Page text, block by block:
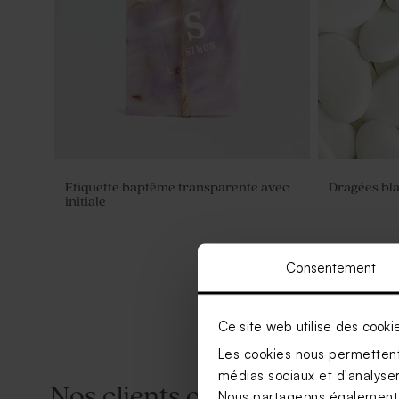
Consentement
Ce site web utilise des
Les cookies nous
médias sociaux et
Etiquette baptême transparente avec
initiale
Dragées